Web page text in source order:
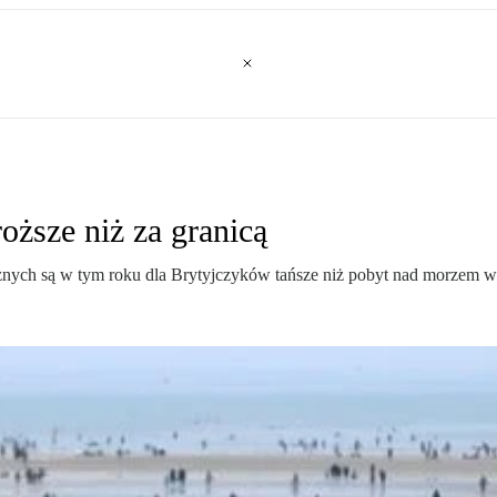
niż za granicą
są w tym roku dla Brytyjczyków tańsze niż pobyt nad morzem